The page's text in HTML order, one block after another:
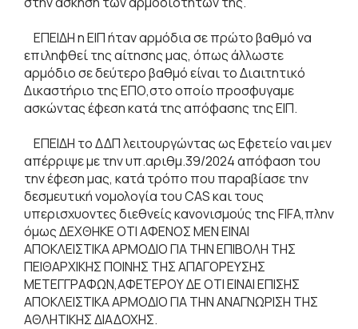
ΕΠΕΙΔΗ η ΕΙΠ ήταν αρμόδια σε πρώτο βαθμό να
επιληφθεί της αίτησης μας, όπως άλλωστε
αρμόδιο σε δεύτερο βαθμό είναι το Διαιτητικό
Δικαστήριο της ΕΠΟ,στο οποίο προσφυγαμε
ασκώντας έφεση κατά της απόφασης της ΕΙΠ.
ΕΠΕΙΔΗ το ΔΔΠ λειτουργώντας ως Εφετείο ναι μεν
απέρριψε με την υπ.αριθμ.39/2024 απόφαση του
την έφεση μας, κατά τρόπο που παραβίασε την
δεσμευτική νομολογία του CAS και τους
υπερισχυοντες διεθνείς κανονισμούς της FIFA,πλην
όμως ΔΕΧΘΗΚΕ ΟΤΙ ΑΦΕΝΟΣ ΜΕΝ ΕΙΝΑΙ
ΑΠΟΚΛΕΙΣΤΙΚΑ ΑΡΜΟΔΙΟ ΓΙΑ ΤΗΝ ΕΠΙΒΟΛΗ ΤΗΣ
ΠΕΙΘΑΡΧΙΚΗΣ ΠΟΙΝΗΣ ΤΗΣ ΑΠΑΓΟΡΕΥΣΗΣ
ΜΕΤΕΓΓΡΑΦΩΝ,ΑΦΕΤΕΡΟΥ ΔΕ ΟΤΙ ΕΙΝΑΙ ΕΠΙΣΗΣ
ΑΠΟΚΛΕΙΣΤΙΚΑ ΑΡΜΟΔΙΟ ΓΙΑ ΤΗΝ ΑΝΑΓΝΩΡΙΣΗ ΤΗΣ
ΑΘΛΗΤΙΚΗΣ ΔΙΑΔΟΧΗΣ.